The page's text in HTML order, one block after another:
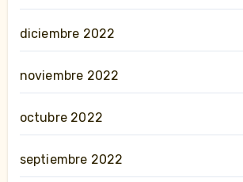
diciembre 2022
noviembre 2022
octubre 2022
septiembre 2022